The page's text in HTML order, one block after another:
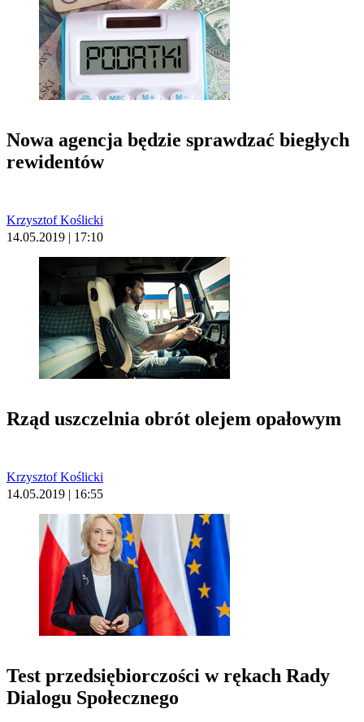
Nowa agencja będzie sprawdzać biegłych
rewidentów
Krzysztof Koślicki
14.05.2019 | 17:10
Rząd uszczelnia obrót olejem opałowym
Krzysztof Koślicki
14.05.2019 | 16:55
Test przedsiębiorczości w rękach Rady
Dialogu Społecznego